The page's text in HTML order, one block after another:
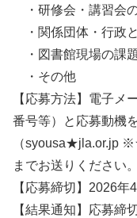
・研修会・講習会
・関係団体・行政
・図書館現場の課
・その他
【応募方法】電子メ
番号等）と応募動機
（syousa★jla.or.jp
までお送りください。
【応募締切】2026年
【結果通知】応募締